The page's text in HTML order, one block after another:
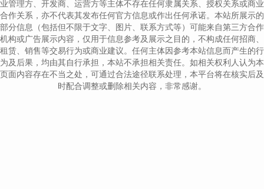
业管理方、开发商、运营方等主体不存在任何隶属关系、授权关系或商业
合作关系，亦不代表其发布任何官方信息或作出任何承诺。本站所展示的
部分信息（包括但不限于文字、图片、联系方式等）可能来自第三方合作
机构或广告展示内容，仅用于信息参考及展示之目的，不构成任何招商、
租赁、销售等交易行为或商业建议。任何主体因参考本站信息而产生的行
为及后果，均由其自行承担，本站不承担相关责任。如相关权利人认为本
页面内容存在不当之处，可通过合法途径联系处理，本平台将在核实后及
时配合调整或删除相关内容，非常感谢。